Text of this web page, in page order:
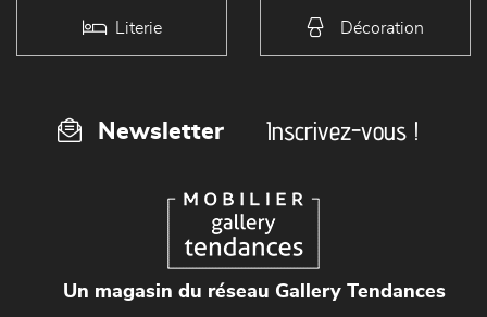
Literie Décoration
Newsletter Inscrivez-vous !
Un magasin du réseau Gallery Tendances